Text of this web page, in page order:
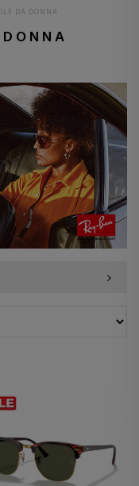
DA DONNA